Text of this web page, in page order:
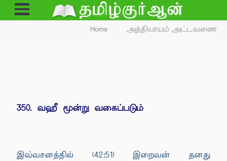
Open
Menu
Home அத்தியாயம் அட்டவணை
350. வஹீ மூன்று வகைப்படும்
இவ்வசனத்தில் (42:51) இறைவன் தனது